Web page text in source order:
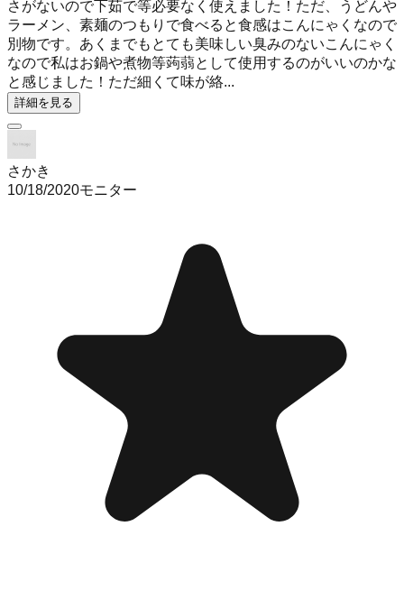
さがないので下茹で等必要なく使えました！ただ、うどんや
ラーメン、素麺のつもりで食べると食感はこんにゃくなので
別物です。あくまでもとても美味しい臭みのないこんにゃく
なので私はお鍋や煮物等蒟蒻として使用するのがいいのかな
と感じました！ただ細くて味が絡...
詳細を見る
さかき
10/18/2020モニター